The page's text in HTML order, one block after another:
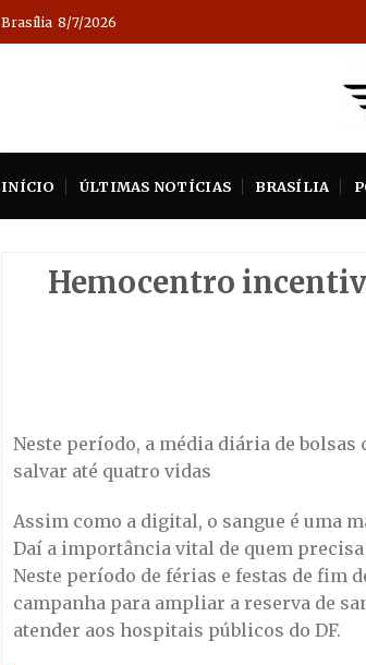
Brasília 8/7/2026
INÍCIO ÚLTIMAS NOTÍCIAS BRASÍLIA
Hemocentro
Neste período, a média diária de bolsas
salvar até quatro vidas
Assim como a digital, o sangue é uma
Daí a importância vital de quem
Neste período de férias e festas de fim
campanha para ampliar a reserva de
atender aos hospitais públicos do DF.